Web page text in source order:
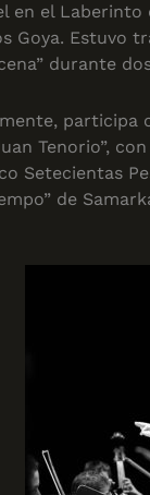
en el Laberinto
Goya. Estuvo
durante
participa
Tenorio”,
Setecientas
de